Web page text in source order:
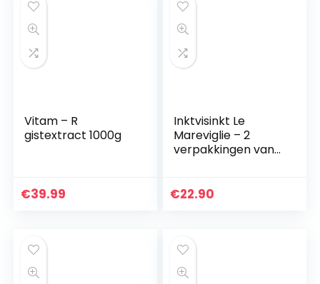
Vitam – R
gistextract 1000g
€39.99
Inktvisinkt Le
Mareviglie – 2
verpakkingen van
Sardinië, Italië
€22.90